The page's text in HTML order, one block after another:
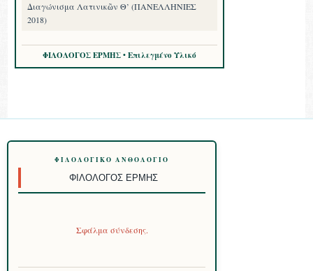
Διαγώνισμα Λατινικῶν Θ’ (ΠΑΝΕΛΛΗΝΙΕΣ
2018)
ΦΙΛΟΛΟΓΟΣ ΕΡΜΗΣ • Επιλεγμένο Υλικό
ΦΙΛΟΛΟΓΙΚΌ ΑΝΘΟΛΌΓΙΟ
ΦΙΛΌΛΟΓΟΣ ΕΡΜΉΣ
Σφάλμα σύνδεσης.